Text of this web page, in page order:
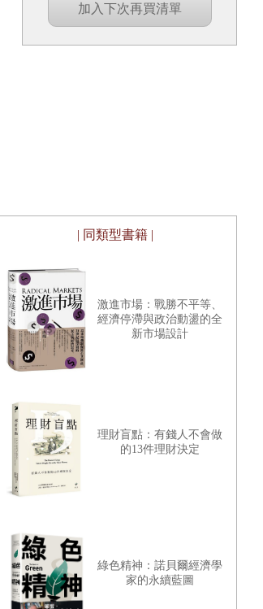
加入下次再買清單
| 同類型書籍 |
激進市場：戰勝不平等、
經濟停滯與政治動盪的全
新市場設計
理財盲點：有錢人不會做
的13件理財決定
綠色精神：諾貝爾經濟學
家的永續藍圖